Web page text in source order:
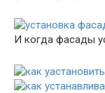
И когда фасады